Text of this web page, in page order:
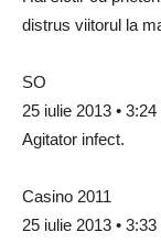
distrus viitorul la
SO
25 iulie 2013 •
Agitator infect.
Casino 2011
25 iulie 2013 •